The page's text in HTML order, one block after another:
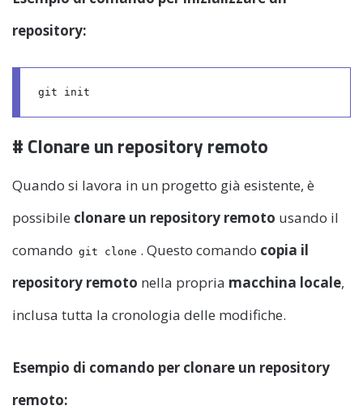
repository:
# Clonare un repository remoto
Quando si lavora in un progetto già esistente, è
possibile clonare un repository remoto usando il
comando git clone . Questo comando copia il
repository remoto nella propria macchina locale,
inclusa tutta la cronologia delle modifiche.
Esempio di comando per clonare un repository
remoto: